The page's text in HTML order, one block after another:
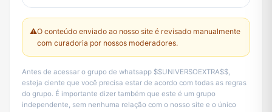
⚠️O conteúdo enviado ao nosso site é revisado manualmente
com curadoria por nossos moderadores.
Antes de acessar o grupo de whatsapp $$UNIVERSOEXTRA$$,
esteja ciente que você precisa estar de acordo com todas as regras
do grupo. É importante dizer também que este é um grupo
independente, sem nenhuma relação com o nosso site e o único